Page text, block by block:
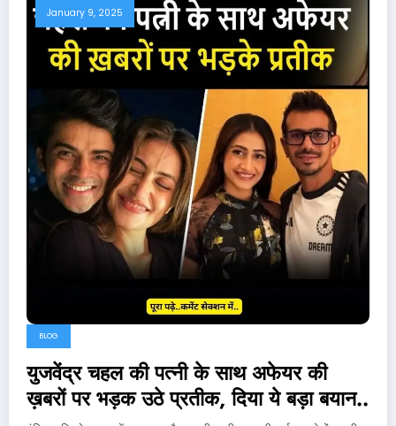
January 9, 2025
BLOG
युजवेंद्र चहल की पत्नी के साथ अफेयर की
ख़बरों पर भड़क उठे प्रतीक, दिया ये बड़ा बयान..